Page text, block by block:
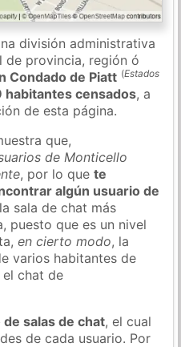
división administrativa
de provincia, región ó
Condado de Piatt (Estados
habitantes censados, a
de esta página.
que,
de Monticello
, por lo quete
algún usuario de
sala de chat más
puesto que es un nivel
en cierto modo, la
varios habitantes de
chat de
de salas de chat, el cual
de cada usuario. Por